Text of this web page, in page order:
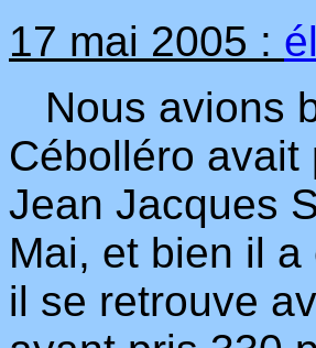
17 mai 2005 :
Nous avions
Cébolléro
Jean Jacques
Mai, et bien il
il se retrouve